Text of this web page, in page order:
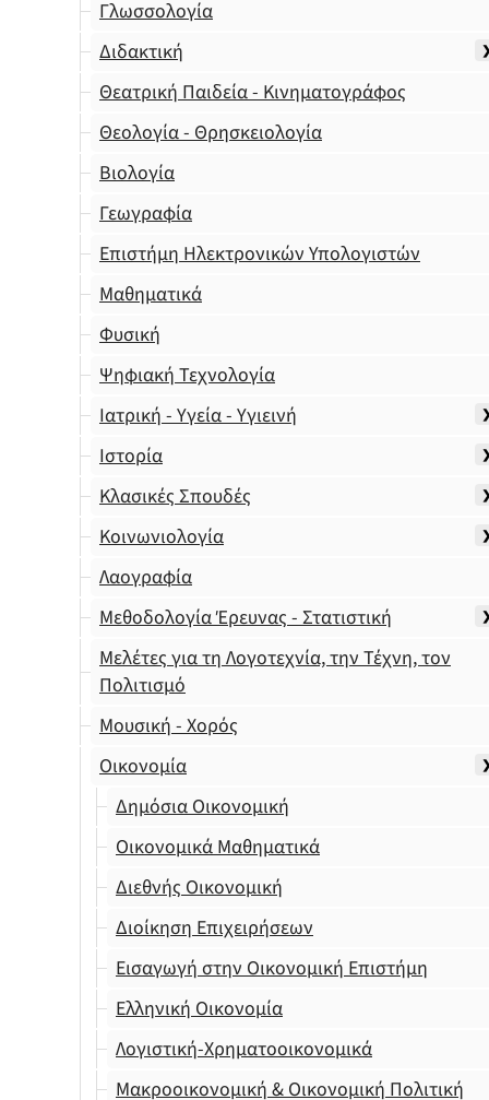
Γλωσσολογία
Διδακτική
Θεατρική Παιδεία - Κινηματογράφος
Θεολογία - Θρησκειολογία
Βιολογία
Γεωγραφία
Επιστήμη Ηλεκτρονικών Υπολογιστών
Μαθηματικά
Φυσική
Ψηφιακή Τεχνολογία
Ιατρική - Υγεία - Υγιεινή
Ιστορία
Κλασικές Σπουδές
Κοινωνιολογία
Λαογραφία
Μεθοδολογία Έρευνας - Στατιστική
Μελέτες για τη Λογοτεχνία, την Τέχνη, τον
Πολιτισμό
Μουσική - Χορός
Οικονομία
Δημόσια Οικονομική
Οικονομικά Μαθηματικά
Διεθνής Οικονομική
Διοίκηση Επιχειρήσεων
Εισαγωγή στην Οικονομική Επιστήμη
Ελληνική Οικονομία
Λογιστική-Χρηματοοικονομικά
Μακροοικονομική & Οικονομική Πολιτική